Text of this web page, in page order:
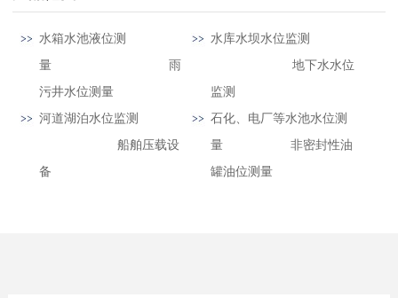
水箱水池液位测
量 雨
污井水位测量
水库水坝水位监测
地下水水位
监测
河道湖泊水位监测
船舶压载设
备
石化、电厂等水池水位测
量 非密封性油
罐油位测量